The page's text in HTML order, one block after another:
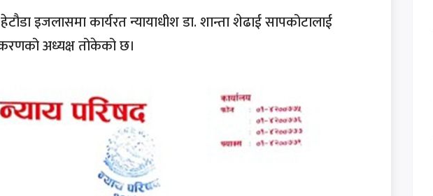
इजलासमा कार्यरत न्यायाधीश डा. शान्ता शेढाई सापकोटालाई
अध्यक्ष तोकेको छ।